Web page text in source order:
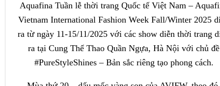
Aquafina Tuần lễ thời trang Quốc tế Việt Nam –
Vietnam International Fashion Week Fall/Winter 2025
ra từ ngày 11-15/11/2025 với các show diễn thời trang
ra tại Cung Thể Thao Quần Ngựa, Hà Nội với chủ đề
#PureStyleShines – Bản sắc riêng tạo phong cách.